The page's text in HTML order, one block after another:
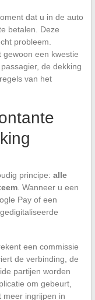
dat u in de auto
betalen. Deze
probleem.
gewoon een kwestie
de dekking
van het
principe: alle
. Wanneer u een
Pay of een
een commissie
de verbinding, de
partijen worden
om gebeurt,
meer ingrijpen in